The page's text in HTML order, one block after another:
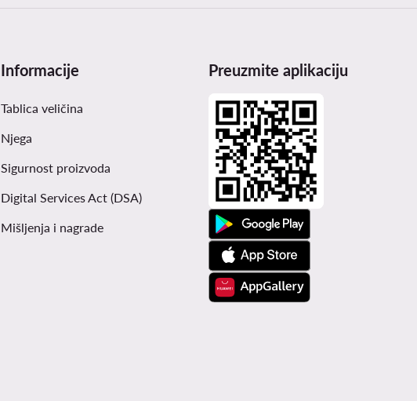
Informacije
Tablica veličina
Njega
Sigurnost proizvoda
Digital Services Act (DSA)
Mišljenja i nagrade
Preuzmite aplikaciju